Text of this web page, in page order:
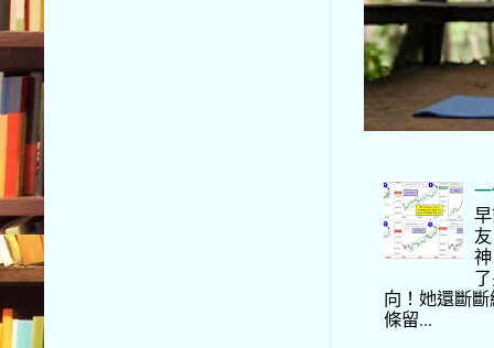
向！她還斷
條留...